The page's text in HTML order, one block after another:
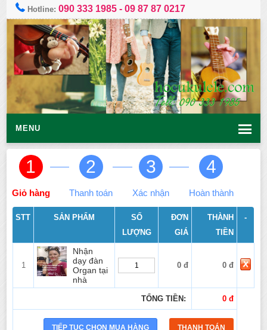
Hotline:090 333 1985 -09 87 87 0217
MENU
1
Giỏ hàng
2
Thanh toán
3
Xác nhận
4
Hoàn thành
STT SẢN PHẨM
SỐ
LƯỢNG
ĐƠN
GIÁ
THÀNH
TIỀN
-
1
Nhận
dạy đàn
Organ tại
nhà
0 đ 0 đ
TỔNG TIỀN: 0 đ